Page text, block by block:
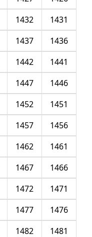
1431
1432
1436
1437
1441
1442
1446
1447
1451
1452
1456
1457
1461
1462
1466
1467
1471
1472
1476
1477
1481
1482